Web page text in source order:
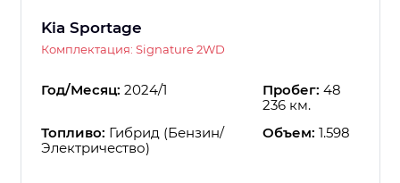
Kia Sportage
Комплектация: Signature 2WD
Год/Месяц: 2024/1 Пробег: 48
236 км.
Топливо: Гибрид (Бензин/
Электричество)
Объем: 1.598